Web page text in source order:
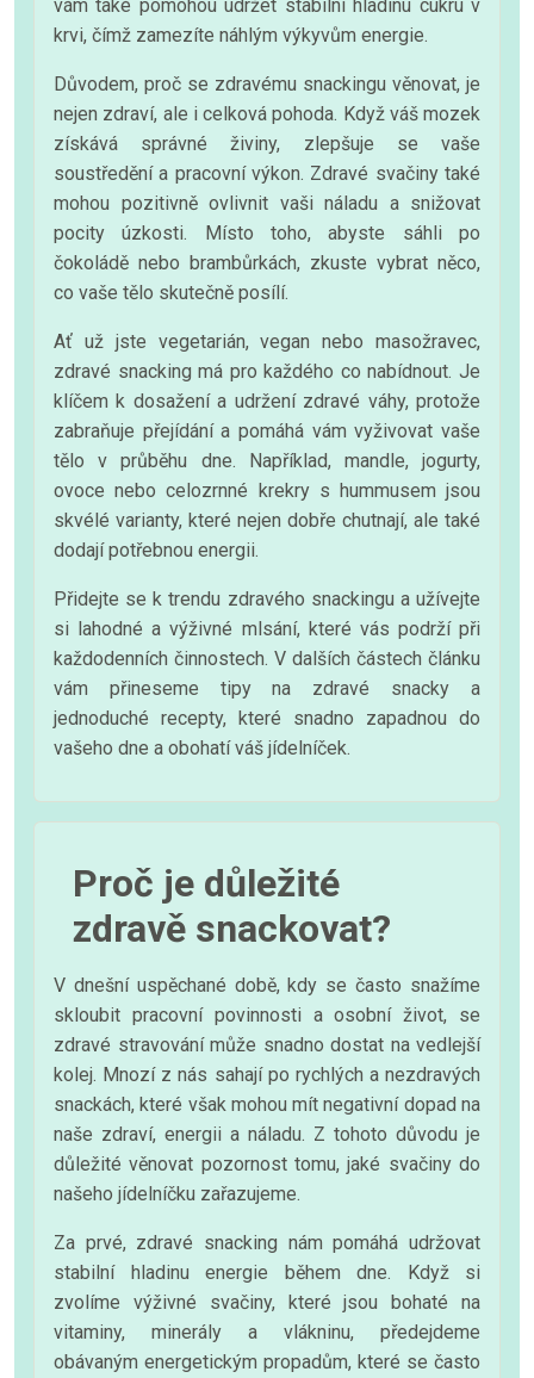
vám také pomohou udržet stabilní hladinu cukru v
krvi, čímž zamezíte náhlým výkyvům energie.
Důvodem, proč se zdravému snackingu věnovat, je
nejen zdraví, ale i celková pohoda. Když váš mozek
získává správné živiny, zlepšuje se vaše
soustředění a pracovní výkon. Zdravé svačiny také
mohou pozitivně ovlivnit vaši náladu a snižovat
pocity úzkosti. Místo toho, abyste sáhli po
čokoládě nebo brambůrkách, zkuste vybrat něco,
co vaše tělo skutečně posílí.
Ať už jste vegetarián, vegan nebo masožravec,
zdravé snacking má pro každého co nabídnout. Je
klíčem k dosažení a udržení zdravé váhy, protože
zabraňuje přejídání a pomáhá vám vyživovat vaše
tělo v průběhu dne. Například, mandle, jogurty,
ovoce nebo celozrnné krekry s hummusem jsou
skvélé varianty, které nejen dobře chutnají, ale také
dodají potřebnou energii.
Přidejte se k trendu zdravého snackingu a užívejte
si lahodné a výživné mlsání, které vás podrží při
každodenních činnostech. V dalších částech článku
vám přineseme tipy na zdravé snacky a
jednoduché recepty, které snadno zapadnou do
vašeho dne a obohatí váš jídelníček.
Proč je důležité
zdravě snackovat?
V dnešní uspěchané době, kdy se často snažíme
skloubit pracovní povinnosti a osobní život, se
zdravé stravování může snadno dostat na vedlejší
kolej. Mnozí z nás sahají po rychlých a nezdravých
snackách, které však mohou mít negativní dopad na
naše zdraví, energii a náladu. Z tohoto důvodu je
důležité věnovat pozornost tomu, jaké svačiny do
našeho jídelníčku zařazujeme.
Za prvé, zdravé snacking nám pomáhá udržovat
stabilní hladinu energie během dne. Když si
zvolíme výživné svačiny, které jsou bohaté na
vitaminy, minerály a vlákninu, předejdeme
obávaným energetickým propadům, které se často